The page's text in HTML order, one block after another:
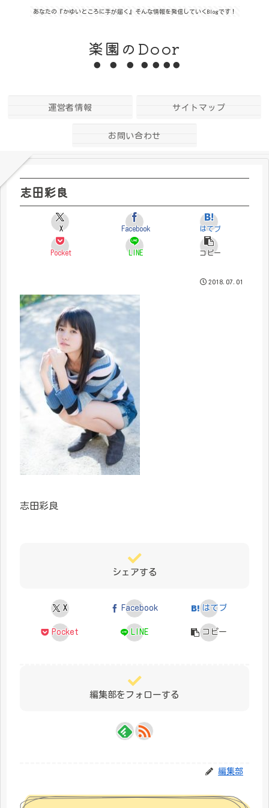
あなたの『かゆいところに手が届く』そんな情報を発信していくBlogです！
楽園のDoor
運営者情報 サイトマップ
お問い合わせ
志田彩良
X Facebook はてブ
Pocket LINE コピー
2018.07.01
志田彩良
シェアする
X Facebook はてブ
Pocket LINE コピー
編集部をフォローする
編集部